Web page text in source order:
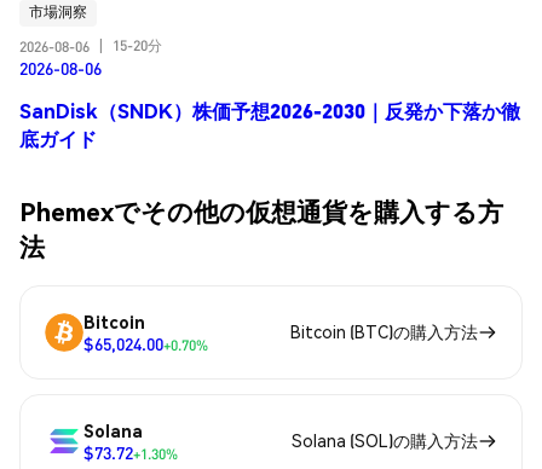
市場洞察
2026-08-06
15-20分
2026-08-06
SanDisk（SNDK）株価予想2026-2030｜反発か下落か徹
底ガイド
Phemexでその他の仮想通貨を購入する方
法
Bitcoin
$65,024.00+0.70%
Bitcoin (BTC)の購入方法
Solana
$73.72+1.30%
Solana (SOL)の購入方法